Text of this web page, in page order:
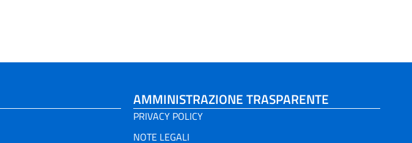
AMMINISTRAZIONE TRASPARENTE
PRIVACY POLICY
NOTE LEGALI